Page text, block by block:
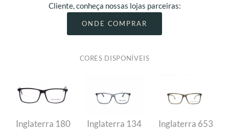
Cliente, conheça nossas lojas parceiras:
ONDE COMPRAR
CORES DISPONÍVEIS
Inglaterra 180 Inglaterra 134 Inglaterra 653